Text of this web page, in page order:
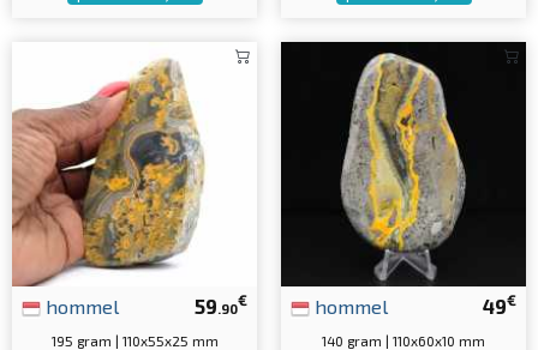
59 .90€
hommel
195 gram | 110x55x25 mm
49€
hommel
140 gram | 110x60x10 mm